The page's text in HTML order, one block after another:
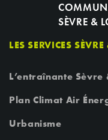
SÈVRE &
LES SERVICES
L’entraînante Sèvre
Plan Climat Air
Urbanisme